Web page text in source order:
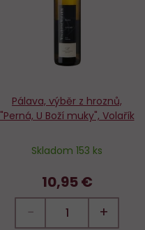
Pálava, výběr z hroznů,
"Perná, U Boží muky", Volařík
Skladom 153 ks
10,95 €
− +